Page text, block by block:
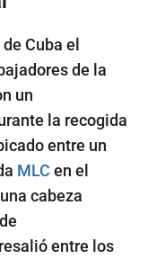
Cuba el
de la
un
la recogida
entre un
MLC en el
cabeza
entre los